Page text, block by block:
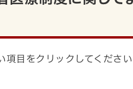
項目をクリックしてください